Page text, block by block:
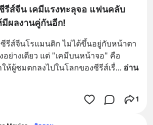
รีส์จีน เคมีแรงทะลุจอ แฟนคลับ
ผลงานคู่กันอีก!
ซีรีส์จีนโรแมนติก ไม่ได้ขึ้นอยู่กับหน้าตา
อย่างเดียว แต่ "เคมีบนหน้าจอ" คือ
ผู้ชมตกลงไปในโลกของซีรีส์เรื่... อ่าน
1